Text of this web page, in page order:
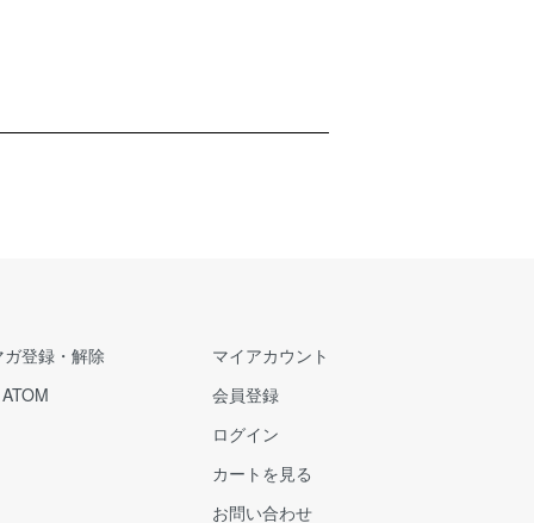
ガ登録・解除
ATOM
マイアカウント
会員登録
ログイン
カートを見る
お問い合わせ